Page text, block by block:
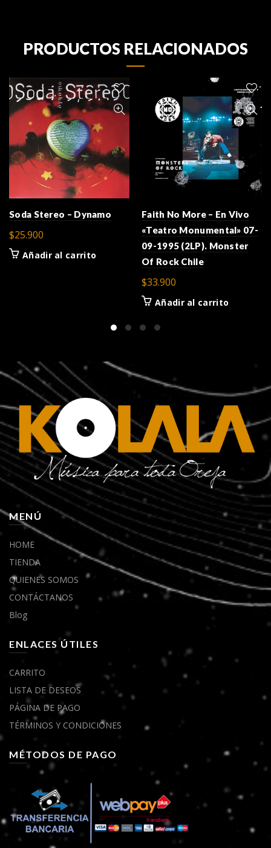
PRODUCTOS RELACIONADOS
Soda Stereo – Dynamo
$25.900
Añadir al carrito
Faith No More – En Vivo
«Teatro Monumental» 07-
09-1995 (2LP). Monster
Of Rock Chile
$33.900
Añadir al carrito
MENÚ
HOME
TIENDA
QUIENES SOMOS
CONTÁCTANOS
Blog
ENLACES ÚTILES
CARRITO
LISTA DE DESEOS
PÁGINA DE PAGO
TÉRMINOS Y CONDICIONES
MÉTODOS DE PAGO